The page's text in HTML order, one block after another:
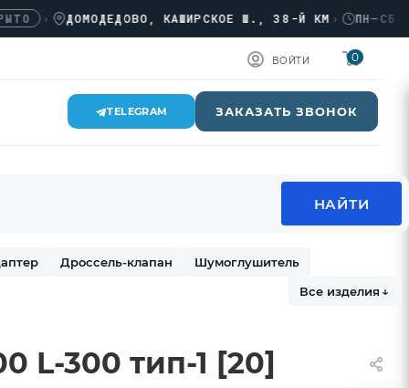
› ДОМОДЕДОВО, КАШИРСКОЕ Ш., 38-Й КМ› ПН–СБ ·
ВОЙТИ 0
TELEGRAM ЗАКАЗАТЬ ЗВОНОК
Дроссель-клапан
Шумоглушитель
Все изделия ↓
L-300 тип-1 [20]